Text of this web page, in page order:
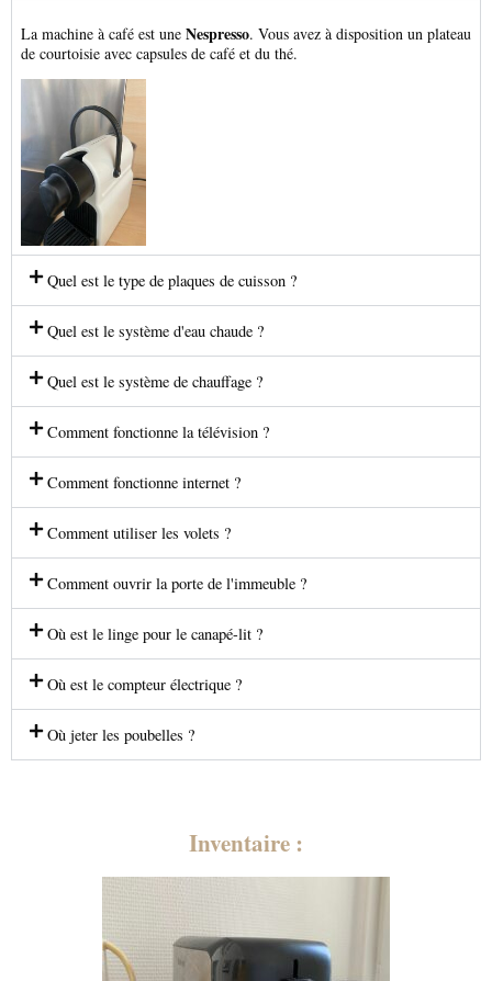
La machine à café est une Nespresso. Vous avez à disposition un plateau
de courtoisie avec capsules de café et du thé.
Quel est le type de plaques de cuisson ?
Quel est le système d'eau chaude ?
Quel est le système de chauffage ?
Comment fonctionne la télévision ?
Comment fonctionne internet ?
Comment utiliser les volets ?
Comment ouvrir la porte de l'immeuble ?
Où est le linge pour le canapé-lit ?
Où est le compteur électrique ?
Où jeter les poubelles ?
Inventaire :